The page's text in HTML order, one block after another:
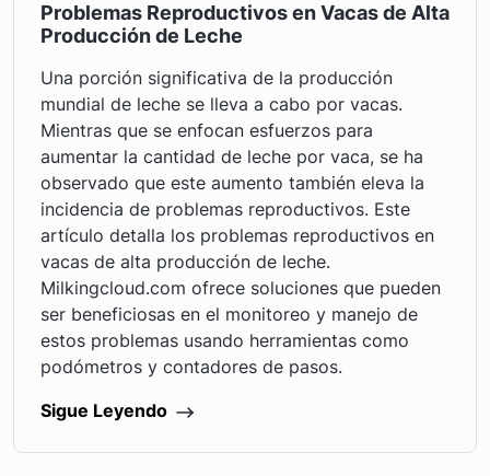
Problemas Reproductivos en Vacas de Alta
Producción de Leche
Una porción significativa de la producción
mundial de leche se lleva a cabo por vacas.
Mientras que se enfocan esfuerzos para
aumentar la cantidad de leche por vaca, se ha
observado que este aumento también eleva la
incidencia de problemas reproductivos. Este
artículo detalla los problemas reproductivos en
vacas de alta producción de leche.
Milkingcloud.com ofrece soluciones que pueden
ser beneficiosas en el monitoreo y manejo de
estos problemas usando herramientas como
podómetros y contadores de pasos.
Sigue Leyendo